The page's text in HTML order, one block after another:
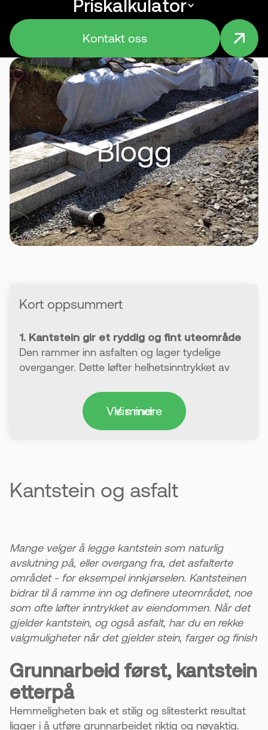
Menu
Priskalkulator
Kontakt oss
Blogg
Kort oppsummert
1. Kantstein gir et ryddig og fint uteområde
Den rammer inn asfalten og lager tydelige
overganger. Dette løfter helhetsinntrykket av
2. Du har mange valgmuligheter
Kantstein finnes i ulike former, farger og stiler.
Underlaget må være stabilt og tåle vekten over
tid. Riktig arbeid her gir et varig resultat.
Når underlaget er klart, legges steinen nøyaktig
på plass. Den tilpasses også terrenget for å
lede bort vann.
5. Fagfolk gir best resultat
Riktig utført arbeid varer i mange år. Øst Asfalt
kan hjelpe med hele prosessen.
Vis mer
Vis mindre
Kantstein og asfalt
Mange velger å legge kantstein som naturlig
avslutning på, eller overgang fra, det asfalterte
området - for eksempel innkjørselen. Kantsteinen
bidrar til å ramme inn og definere uteområdet, noe
som ofte løfter inntrykket av eiendommen. Når det
gjelder kantstein, og også asfalt, har du en rekke
valgmuligheter når det gjelder stein, farger og finish
Grunnarbeid først, kantstein
etterpå
Hemmeligheten bak et stilig og slitesterkt resultat
ligger i å utføre grunnarbeidet riktig og nøyaktig.